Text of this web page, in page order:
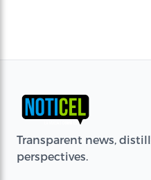
Transparent news,
perspectives.